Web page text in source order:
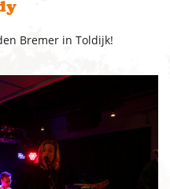
Bremer in Toldijk!